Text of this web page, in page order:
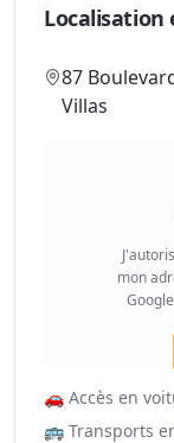
Localisation
87
Villas
mon
🚗 Accès en
🚌 Transports